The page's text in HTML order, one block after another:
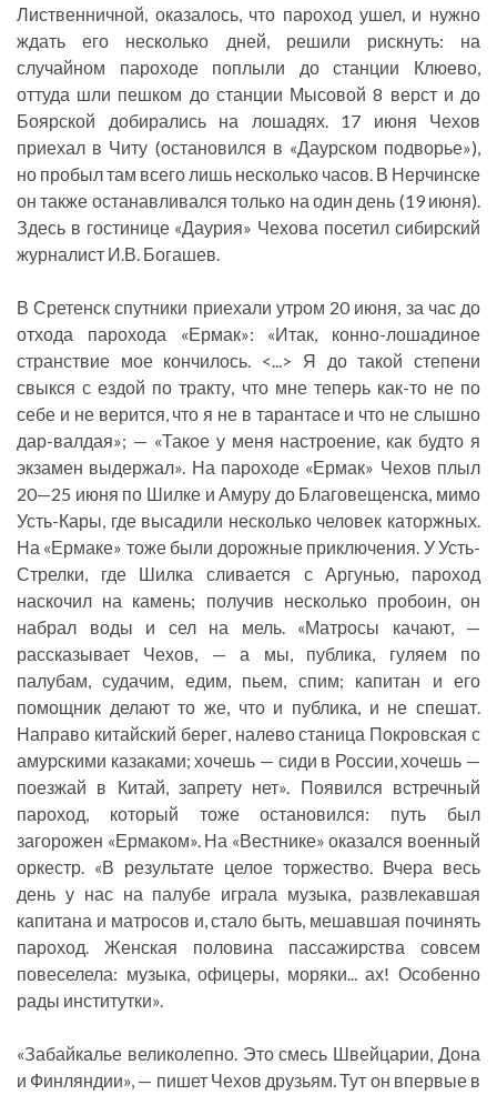
Лиственничной, оказалось, что пароход ушел, и нужно
ждать его несколько дней, решили рискнуть: на
случайном пароходе поплыли до станции Клюево,
оттуда шли пешком до станции Мысовой 8 верст и до
Боярской добирались на лошадях. 17 июня Чехов
приехал в Читу (остановился в «Даурском подворье»),
но пробыл там всего лишь несколько часов. В Нерчинске
он также останавливался только на один день (19 июня).
Здесь в гостинице «Даурия» Чехова посетил сибирский
журналист И.В. Богашев.
В Сретенск спутники приехали утром 20 июня, за час до
отхода парохода «Ермак»: «Итак, конно-лошадиное
странствие мое кончилось. <...> Я до такой степени
свыкся с ездой по тракту, что мне теперь как-то не по
себе и не верится, что я не в тарантасе и что не слышно
дар-валдая»; — «Такое у меня настроение, как будто я
экзамен выдержал». На пароходе «Ермак» Чехов плыл
20—25 июня по Шилке и Амуру до Благовещенска, мимо
Усть-Кары, где высадили несколько человек каторжных.
На «Ермаке» тоже были дорожные приключения. У Усть-
Стрелки, где Шилка сливается с Аргунью, пароход
наскочил на камень; получив несколько пробоин, он
набрал воды и сел на мель. «Матросы качают, —
рассказывает Чехов, — а мы, публика, гуляем по
палубам, судачим, едим, пьем, спим; капитан и его
помощник делают то же, что и публика, и не спешат.
Направо китайский берег, налево станица Покровская с
амурскими казаками; хочешь — сиди в России, хочешь —
поезжай в Китай, запрету нет». Появился встречный
пароход, который тоже остановился: путь был
загорожен «Ермаком». На «Вестнике» оказался военный
оркестр. «В результате целое торжество. Вчера весь
день у нас на палубе играла музыка, развлекавшая
капитана и матросов и, стало быть, мешавшая починять
пароход. Женская половина пассажирства совсем
повеселела: музыка, офицеры, моряки... ах! Особенно
рады институтки».
«Забайкалье великолепно. Это смесь Швейцарии, Дона
и Финляндии», — пишет Чехов друзьям. Тут он впервые в